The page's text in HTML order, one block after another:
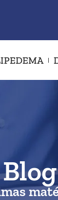
Blog